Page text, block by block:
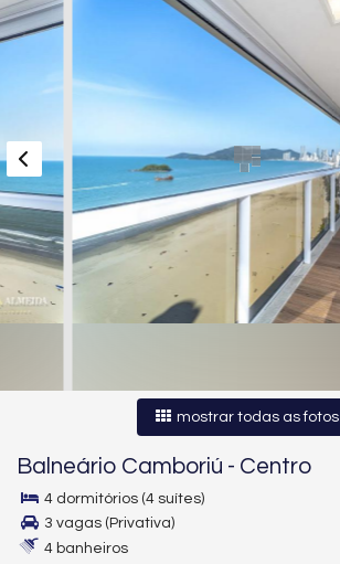
mostrar todas as fotos
Balneário Camboriú - Centro
4 dormitórios (4 suítes)
3 vagas (Privativa)
4 banheiros